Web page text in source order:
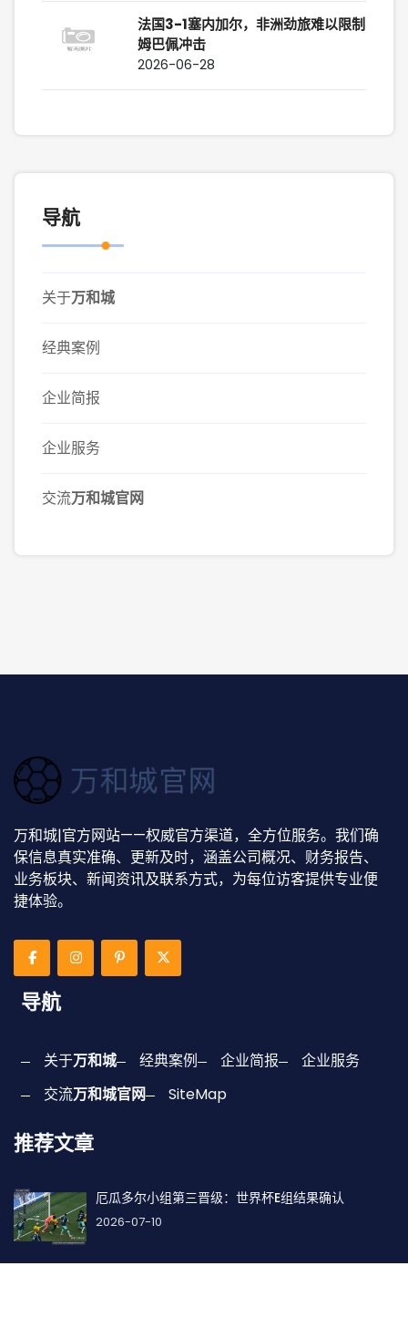
法国3-1塞内加尔，非洲劲旅难以限制
姆巴佩冲击
2026-06-28
导航
关于万和城
经典案例
企业简报
企业服务
交流万和城官网
万和城|官方网站——权威官方渠道，全方位服务。我们确
保信息真实准确、更新及时，涵盖公司概况、财务报告、
业务板块、新闻资讯及联系方式，为每位访客提供专业便
捷体验。
导航
关于万和城 经典案例 企业简报
企业服务
交流万和城官网 SiteMap
推荐文章
厄瓜多尔小组第三晋级：世界杯E组结果确认
2026-07-10